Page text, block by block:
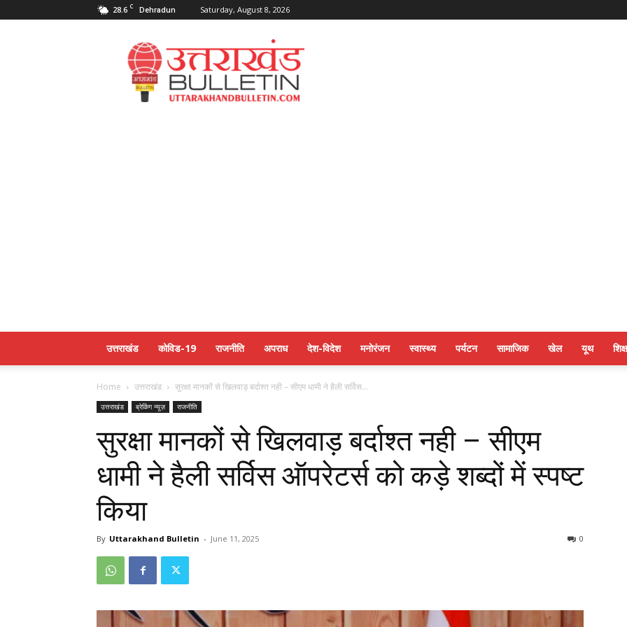
28.6 C Dehradun Saturday, August 8, 2026
Uttarakahnd
Bulletin
उत्तराखंड कोविड-19 राजनीति अपराध देश-विदेश मनोरंजन स्वास्थ्य पर्यटन सामाजिक खेल यूथ
Home उत्तराखंड सुरक्षा मानकों से खिलवाड़ बर्दाश्त नही – सीएम धामी ने हैली सर्विस...
उत्तराखंड ब्रेकिंग न्यूज़ राजनीति
सुरक्षा मानकों से खिलवाड़ बर्दाश्त नही – सीएम
धामी ने हैली सर्विस ऑपरेटर्स को कड़े शब्दों में स्पष्ट
किया
By Uttarakhand Bulletin - June 11, 2025 0